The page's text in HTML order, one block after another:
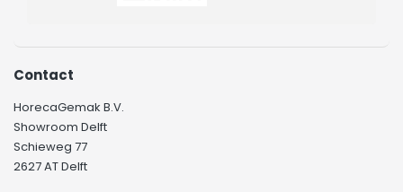
Contact
HorecaGemak B.V.
Showroom Delft
Schieweg 77
2627 AT Delft